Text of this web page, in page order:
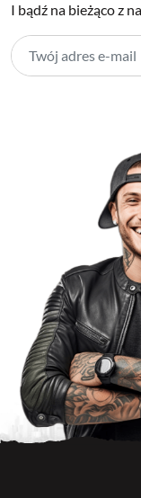
I bądź na bieżąco z